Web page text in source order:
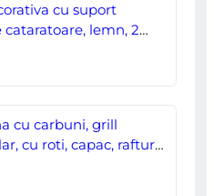
cu suport
lemn, 2
cu carbuni, grill
cu roti, capac, rafturi,